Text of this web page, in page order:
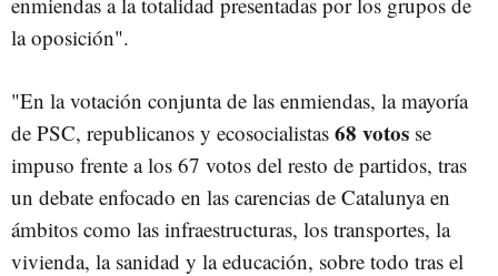
la oposición".
"En la votación conjunta de las enmiendas, la mayoría
de PSC, republicanos y ecosocialistas 68 votos se
impuso frente a los 67 votos del resto de partidos, tras
un debate enfocado en las carencias de Catalunya en
ámbitos como las infraestructuras, los transportes, la
vivienda, la sanidad y la educación, sobre todo tras el